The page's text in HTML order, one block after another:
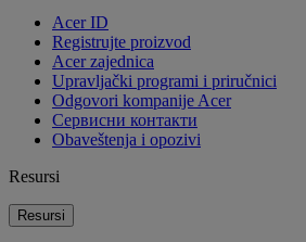
Acer ID
Registrujte proizvod
Acer zajednica
Upravljački programi i priručnici
Odgovori kompanije Acer
Cервисни контакти
Obaveštenja i opozivi
Resursi
Resursi